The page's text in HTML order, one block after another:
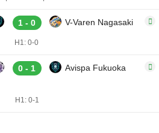
1 - 0 V-Varen Nagasaki
H1: 0-0
0 - 1 Avispa Fukuoka
H1: 0-1